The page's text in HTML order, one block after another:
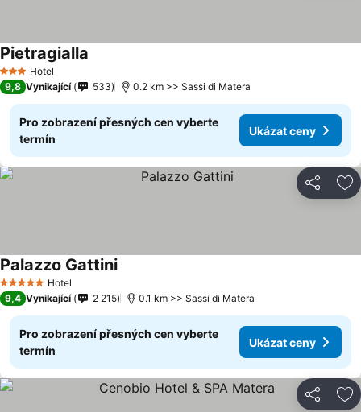
3 Počet hvězdiček
Hotel
Pietragialla
9,8 Vynikající 533 0.2 km >> Sassi di Matera
Pro zobrazení přesných cen vyberte
termín
Ukázat ceny
Sdílet
5 Počet hvězdiček
Hotel
Palazzo Gattini
9,4 Vynikající 2 215 0.1 km >> Sassi di Matera
Pro zobrazení přesných cen vyberte
termín
Ukázat ceny
Sdílet